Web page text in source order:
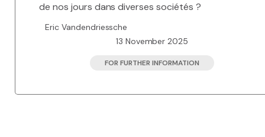
de nos jours dans diverses sociétés ?
Eric Vandendriessche
13 November 2025
FOR FURTHER INFORMATION